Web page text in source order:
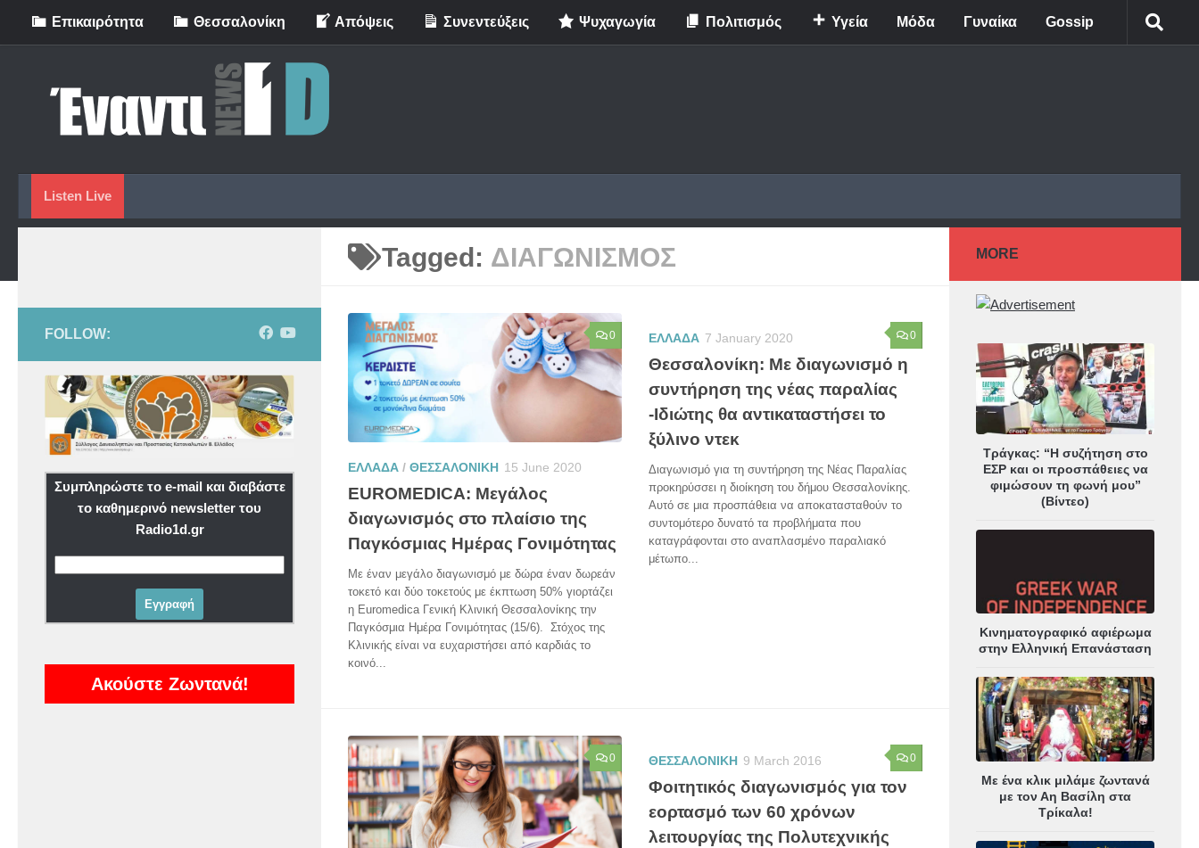
Skip to content
Eπικαιρότητα Θεσσαλονίκη Απόψεις Συνεντεύξεις Ψυχαγωγία Πολιτισμός Υγεία Μόδα Γυναίκα Gossip
Listen Live
Tagged: ΔΙΑΓΩΝΙΣΜΟΣ
0
ΕΛΛΑΔΑ / ΘΕΣΣΑΛΟΝΙΚΗ 15 June 2020
EUROMEDICA: Μεγάλος
διαγωνισμός στο πλαίσιο της
Παγκόσμιας Ημέρας Γονιμότητας
Με έναν μεγάλο διαγωνισμό με δώρα έναν δωρεάν
τοκετό και δύο τοκετούς με έκπτωση 50% γιορτάζει
η Euromedica Γενική Κλινική Θεσσαλονίκης την
Παγκόσμια Ημέρα Γονιμότητας (15/6). Στόχος της
Κλινικής είναι να ευχαριστήσει από καρδιάς το
κοινό...
0
ΕΛΛΑΔΑ 7 January 2020
Θεσσαλονίκη: Με διαγωνισμό η
συντήρηση της νέας παραλίας
-Ιδιώτης θα αντικαταστήσει το
ξύλινο ντεκ
Διαγωνισμό για τη συντήρηση της Νέας Παραλίας
προκηρύσσει η διοίκηση του δήμου Θεσσαλονίκης.
Αυτό σε μια προσπάθεια να αποκατασταθούν το
συντομότερο δυνατό τα προβλήματα που
καταγράφονται στο αναπλασμένο παραλιακό
μέτωπο...
0 0
ΘΕΣΣΑΛΟΝΙΚΗ 9 March 2016
Φοιτητικός διαγωνισμός για τον
εορτασμό των 60 χρόνων
λειτουργίας της Πολυτεχνικής
FOLLOW:
Συμπληρώστε το e-mail και διαβάστε
το καθημερινό newsletter του
Radio1d.gr
Ακούστε Ζωντανά!
MORE
Τράγκας: “Η συζήτηση στο
ΕΣΡ και οι προσπάθειες να
φιμώσουν τη φωνή μου”
(Βίντεο)
Κινηματογραφικό αφιέρωμα
στην Ελληνική Επανάσταση
Με ένα κλικ μιλάμε ζωντανά
με τον Αη Βασίλη στα
Τρίκαλα!